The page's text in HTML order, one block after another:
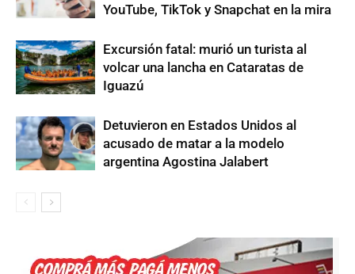
YouTube, TikTok y Snapchat en la mira
Excursión fatal: murió un turista al
volcar una lancha en Cataratas de
Iguazú
Detuvieron en Estados Unidos al
acusado de matar a la modelo
argentina Agostina Jalabert